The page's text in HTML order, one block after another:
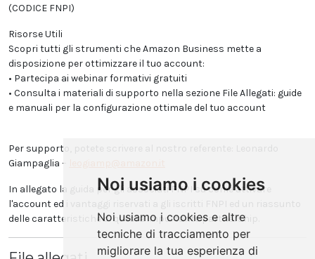
Noi usiamo i cookies
Noi usiamo i cookies e altre
tecniche di tracciamento per
migliorare la tua esperienza di
(CODICE FNPI)
Risorse Utili
Scopri tutti gli strumenti che Amazon Business mette a
disposizione per ottimizzare il tuo account:
• Partecipa ai webinar formativi gratuiti
• Consulta i materiali di supporto nella sezione File Allegati: guide
e manuali per la configurazione ottimale del tuo account
Per supporto, potete scrivere al nostro referente: Leonardo
Giampaglia –
In allegato la guida per gli associati FNPI su come attivare
l'account ed i vantaggi riservati a gli iscritti FNPI ed un riassunto
delle caratteristiche di questa importante partnership.